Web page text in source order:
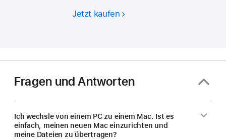
Jetzt kaufen Studierende
beim
Kauf
eines
neuen
Mac.
Fragen und Antworten
Ich wechsle von einem PC zu einem Mac. Ist es
einfach, meinen neuen Mac einzurichten und
meine Dateien zu übertragen?